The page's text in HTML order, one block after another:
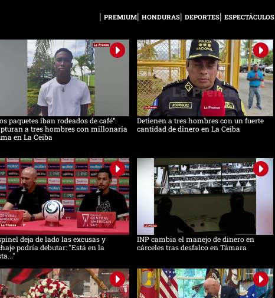
PREMIUM HONDURAS DEPORTES ESPECTÁCULOS
paquetes iban rodeados de café”:
a tres hombres con millonaria
en La Ceiba
Detienen a tres hombres con un fuerte
cantidad de dinero en La Ceiba
deja de lado las excusas y
podría debutar: "Está en la
INP cambia el manejo de dinero en
cárceles tras desfalco en Támara